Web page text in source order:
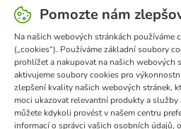
Obchodní podmínky Ochrana
Impressum
Způsob platby
Formulář na
Věrnostní karta
Prohlášení o
bitiba GmbH 2026
Pomozte nám
Na našich webových stránkách používáme
(„cookies“). Používáme základní soubory
prohlížet a nakupovat na našich webových
aktivujeme soubory cookies pro
zlepšení kvality našich webových stránek,
moci ukazovat relevantní produkty a
můžete kdykoli provést v našem centru
informací o správci vašich osobních údajů,